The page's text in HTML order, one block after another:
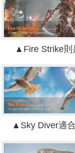
▲Fire Strike則
▲Sky Diver適